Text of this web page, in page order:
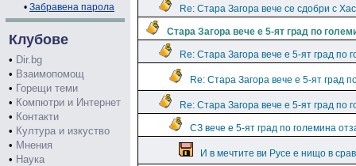
• Забравена парола
Клубове
• Dir.bg
• Взаимопомощ
• Горещи теми
• Компютри и Интернет
• Контакти
• Култура и изкуство
• Мнения
• Наука
Re: Стара Загора вече се сдобри с
Стара Загора вече е 5-ят град по
Re: Стара Загора вече е 5-ят град по
Re: Стара Загора вече е 5-ят град
Re: Стара Загора вече е 5-ят град по
СЗ вече е 5-ят град по големина
И в мечтите ви Русе е нищо в